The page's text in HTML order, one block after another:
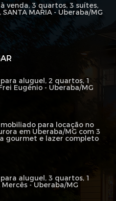
aluguel, 2 quartos, 1
Eugênio - Uberaba/MG
para locação no
em Uberaba/MG com 3
gourmet e lazer completo
aluguel, 3 quartos, 1
- Uberaba/MG
venda, 3 quartos, 3 suítes,
MARIA - Uberaba/MG